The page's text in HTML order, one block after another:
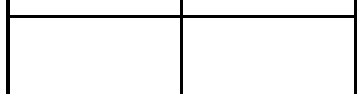
Ширина: 140 см
Ширина: 120 см